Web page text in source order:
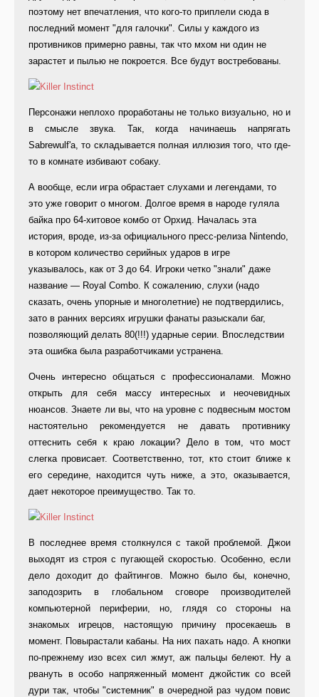
поэтому нет впечатления, что кого-то приплели сюда в
последний момент "для галочки". Силы у каждого из
противников примерно равны, так что мхом ни один не
зарастет и пылью не покроется. Все будут востребованы.
Персонажи неплохо проработаны не только визуально, но и
в смысле звука. Так, когда начинаешь напрягать
Sabrewulf'а, то складывается полная иллюзия того, что где-
то в комнате избивают собаку.
А вообще, если игра обрастает слухами и легендами, то
это уже говорит о многом. Долгое время в народе гуляла
байка про 64-хитовое комбо от Орхид. Началась эта
история, вроде, из-за официального пресс-релиза Nintendo,
в котором количество серийных ударов в игре
указывалось, как от 3 до 64. Игроки четко "знали" даже
название — Royal Combo. К сожалению, слухи (надо
сказать, очень упорные и многолетние) не подтвердились,
зато в ранних версиях игрушки фанаты разыскали баг,
позволяющий делать 80(!!!) ударные серии. Впоследствии
эта ошибка была разработчиками устранена.
Очень интересно общаться с профессионалами. Можно
открыть для себя массу интересных и неочевидных
нюансов. Знаете ли вы, что на уровне с подвесным мостом
настоятельно рекомендуется не давать противнику
оттеснить себя к краю локации? Дело в том, что мост
слегка провисает. Соответственно, тот, кто стоит ближе к
его середине, находится чуть ниже, а это, оказывается,
дает некоторое преимущество. Так то.
В последнее время столкнулся с такой проблемой. Джои
выходят из строя с пугающей скоростью. Особенно, если
дело доходит до файтингов. Можно было бы, конечно,
заподозрить в глобальном сговоре производителей
компьютерной периферии, но, глядя со стороны на
знакомых игрецов, настоящую причину просекаешь в
момент. Повырастали кабаны. На них пахать надо. А кнопки
по-прежнему изо всех сил жмут, аж пальцы белеют. Ну а
рвануть в особо напряженный момент джойстик со всей
дури так, чтобы "системник" в очередной раз чудом повис